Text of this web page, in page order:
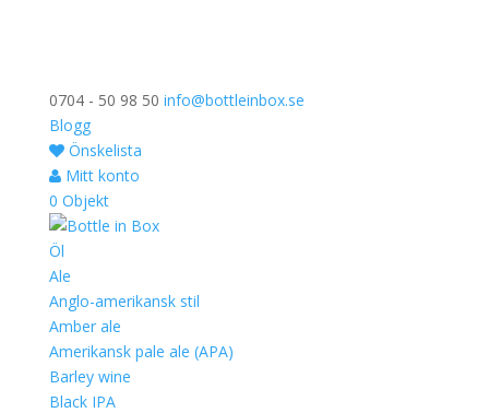
0704 - 50 98 50 info@bottleinbox.se
Blogg
Önskelista
Mitt konto
0 Objekt
Öl
Ale
Anglo-amerikansk stil
Amber ale
Amerikansk pale ale (APA)
Barley wine
Black IPA